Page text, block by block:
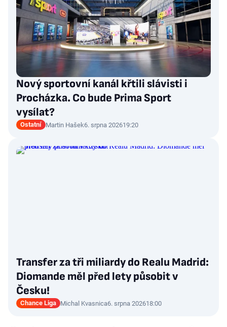
Nový sportovní kanál křtili slávisti i
Procházka. Co bude Prima Sport
vysílat?
Ostatní Martin Hašek6. srpna 202619:20
Transfer za tři miliardy do Realu Madrid:
Diomande měl před lety působit v
Česku!
Chance Liga Michal Kvasnica6. srpna 202618:00